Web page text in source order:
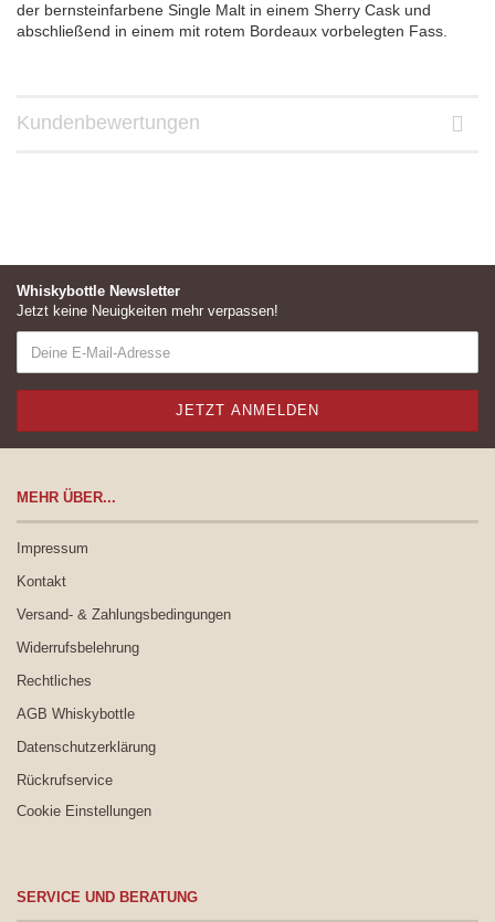
der bernsteinfarbene Single Malt in einem Sherry Cask und
abschließend in einem mit rotem Bordeaux vorbelegten Fass.
Kundenbewertungen
Whiskybottle Newsletter
Jetzt keine Neuigkeiten mehr verpassen!
MEHR ÜBER...
Impressum
Kontakt
Versand- & Zahlungsbedingungen
Widerrufsbelehrung
Rechtliches
AGB Whiskybottle
Datenschutzerklärung
Rückrufservice
Cookie Einstellungen
SERVICE UND BERATUNG